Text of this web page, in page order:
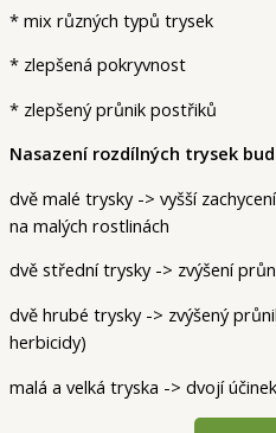
* mix různých typů trysek
* zlepšená pokryvnost
* zlepšený průnik postřiků
Nasazení rozdílných trysek
dvě malé trysky -> vyšší
na malých rostlinách
dvě střední trysky -> zvýšení
dvě hrubé trysky -> zvýšený
herbicidy)
malá a velká tryska -> dvojí účinek